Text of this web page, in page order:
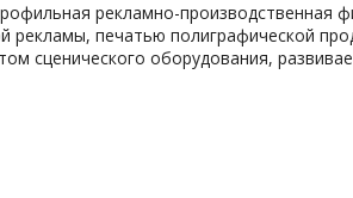
рекламно-производственная
рекламы, печатью полиграфической
сценического оборудования,